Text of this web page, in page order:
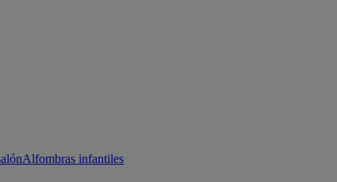
Alfombras infantiles